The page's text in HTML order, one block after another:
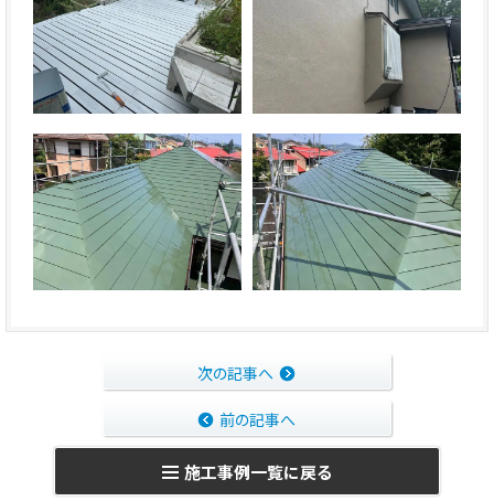
次の記事へ
前の記事へ
施工事例一覧に戻る